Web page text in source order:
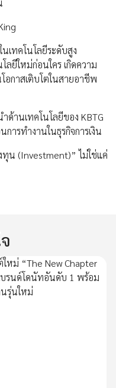
เทคโนโลยีระดับสูง
ลยีใหม่ก่อนใคร เกิดความ
อกาสเติบโตในสายอาชีพ
ด้านเทคโนโลยีของ KBTG
ารทำงานในธุรกิจการเงิน
ทุน (Investment)” ไม่ใช่แค่